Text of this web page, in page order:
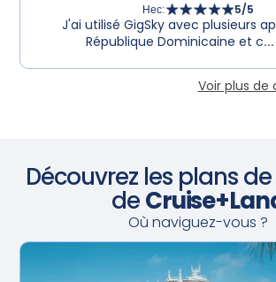
Нес: 5/5
J'ai utilisé GigSky avec plusieurs
République Dominicaine et c
Voir plus
Découvrez les plans
de
Où naviguez-vous ?